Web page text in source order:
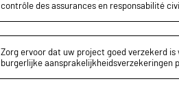
contrôle des assurances en responsabilité
Zorg ervoor dat uw project goed verzekerd
burgerlijke aansprakelijkheidsverzekeringen